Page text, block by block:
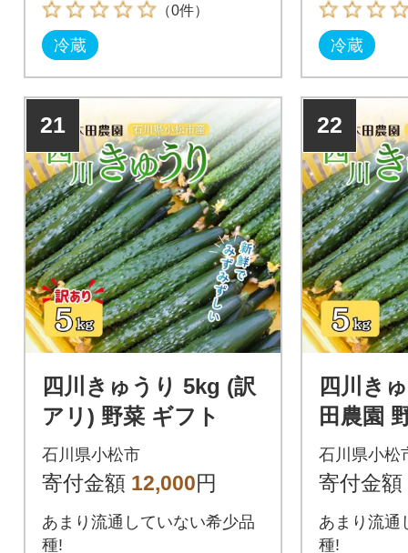
（0件）
冷蔵 冷蔵
21
四川きゅうり 5kg (訳
アリ) 野菜 ギフト
石川県小松市
寄付金額 12,000円
あまり流通していない希少品
種!
22
四川き
田農園
石川県小松
寄付金額
あまり流通
種!